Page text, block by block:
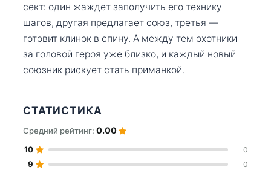
сект: один жаждет заполучить его технику
шагов, другая предлагает союз, третья —
готовит клинок в спину. А между тем охотники
за головой героя уже близко, и каждый новый
союзник рискует стать приманкой.
СТАТИСТИКА
Средний рейтинг: 0.00
10 0
9 0